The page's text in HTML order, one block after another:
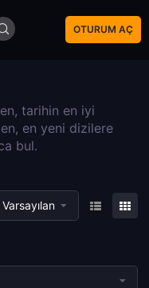
OTURUM AÇ
tarihin en iyi
en yeni dizilere
bul.
Varsayılan